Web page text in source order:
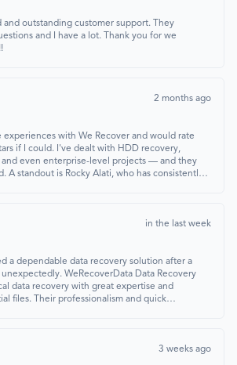
and outstanding customer support. They
and I have a lot. Thank you for we
2 months ago
experiences with We Recover and would rate
if I could. I've dealt with HDD recovery,
even enterprise-level projects — and they
A standout is Rocky Alati, who has consistently
in the last week
a dependable data recovery solution after a
WeRecoverData Data Recovery
data recovery with great expertise and
files. Their professionalism and quick
3 weeks ago